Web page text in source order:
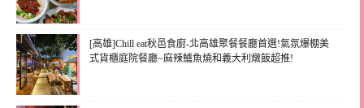
[高雄]Chill eat秋邑食廚-北高雄聚餐餐廳首選!氣氛爆棚美
式貨櫃庭院餐廳~麻辣鱸魚燒和義大利燉飯超推!